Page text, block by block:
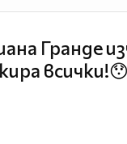
Гранде